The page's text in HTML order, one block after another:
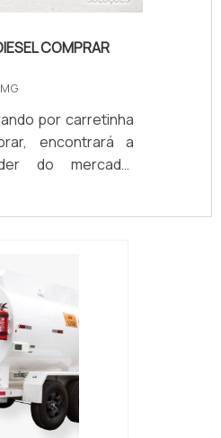
COMPRAR
por carretinha
encontrará a
do mercado.
na vitrine que se
e descobrindo
reboque diesel
encontrará
com